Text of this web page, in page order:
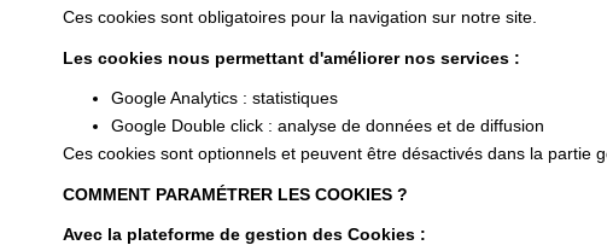
Ces cookies sont obligatoires pour la navigation sur notre site.
Les cookies nous permettant d'améliorer nos services :
Google Analytics : statistiques
Google Double click : analyse de données et de diffusion
Ces cookies sont optionnels et peuvent être désactivés dans la partie
COMMENT PARAMÉTRER LES COOKIES ?
Avec la plateforme de gestion des Cookies :